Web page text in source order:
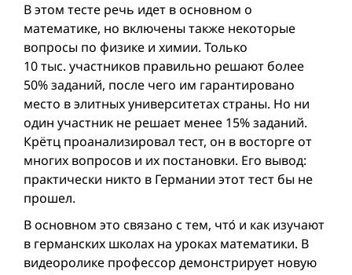
В этом тесте речь идет в основном о
математике, но включены также некоторые
вопросы по физике и химии. Только
10 тыс. участников правильно решают более
50% заданий, после чего им гарантировано
место в элитных университетах страны. Но ни
один участник не решает менее 15% заданий.
Крётц проанализировал тест, он в восторге от
многих вопросов и их постановки. Его вывод:
практически никто в Германии этот тест бы не
прошел.
В основном это связано с тем, чтó и как изучают
в германских школах на уроках математики. В
видеоролике профессор демонстрирует новую